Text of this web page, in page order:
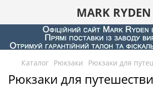
MARK RYDEN
Каталог Рюкзаки Рюкзаки для
Рюкзаки для